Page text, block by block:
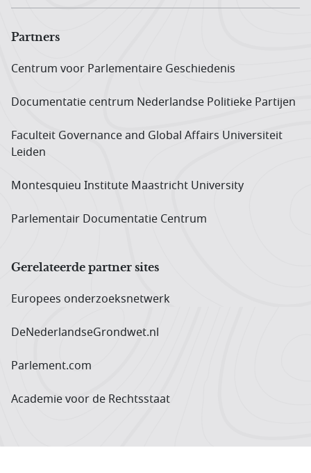
Partners
Centrum voor Parlementaire Geschiedenis
Documentatie centrum Neder­landse Politieke Partijen
Faculteit Governance and Global Affairs Universiteit
Leiden
Montesquieu Institute Maastricht University
Parlementair Documentatie Centrum
Gerelateerde partner sites
Europees onderzoeks­netwerk
DeNederlandseGrondwet.nl
Parlement.com
Academie voor de Rechtsstaat